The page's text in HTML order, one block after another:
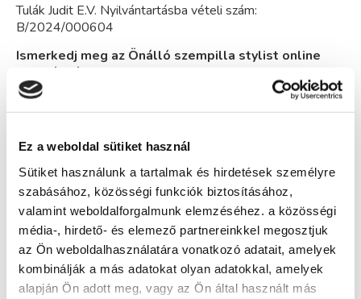
Ez a weboldal sütiket használ
Sütiket használunk a tartalmak és hirdetések személyre
szabásához, közösségi funkciók biztosításához,
valamint weboldalforgalmunk elemzéséhez. a közösségi
média-, hirdető- és elemező partnereinkkel megosztjuk
az Ön weboldalhasználatára vonatkozó adatait, amelyek
kombinálják a más adatokat olyan adatokkal, amelyek
alapján Ön adott meg, vagy az Ön által használt más
Tulák Judit E.V. Nyilvántartásba vételi szám:
B/2024/000604
Ismerkedj meg az Önálló szempilla stylist online
alapképzéssel!
Önálló szempilla stylist online alaptanfolyam keretei
között szerzett tudásodnak megfelelően képes leszel a
azaz egy természetes szempillára egy műpillát fogsz
felhelyezni. Tanfolyam alatt anatómia ismeretekre is szert
teszel és bemutatjuk a műszempilla építéshez szükséges
eszközöket és alapanyagokat.
Küldd el érdeklődésedet/jelentkezésedet, hogy
mielőbb részt vehess képzésünkön!